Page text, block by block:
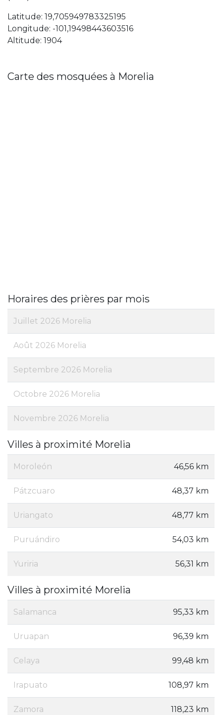
Latitude: 19,705949783325195
Longitude: -101,19498443603516
Altitude: 1904
Carte des mosquées à Morelia
Horaires des prières par mois
Juillet 2026 Morelia
Août 2026 Morelia
Septembre 2026 Morelia
Octobre 2026 Morelia
Novembre 2026 Morelia
Villes à proximité Morelia
Moroleón 46,56 km
Pátzcuaro 48,37 km
Uriangato 48,77 km
Puruándiro 54,03 km
Yuriria 56,31 km
Villes à proximité Morelia
Salamanca 95,33 km
Uruapan 96,39 km
Celaya 99,48 km
Irapuato 108,97 km
Zamora 118,23 km